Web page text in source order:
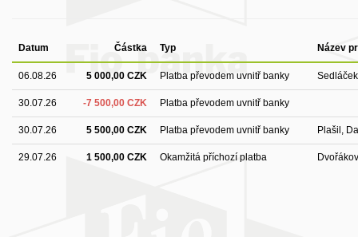
Datum Částka Typ Název
06.08.26 5 000,00 CZK Platba převodem uvnitř banky
30.07.26 -7 500,00 CZK Platba převodem uvnitř banky
30.07.26 5 500,00 CZK Platba převodem uvnitř banky Plašil,
29.07.26 1 500,00 CZK Okamžitá příchozí platba